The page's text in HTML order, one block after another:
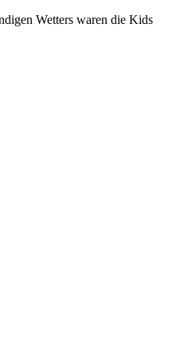
Wetters waren die Kids